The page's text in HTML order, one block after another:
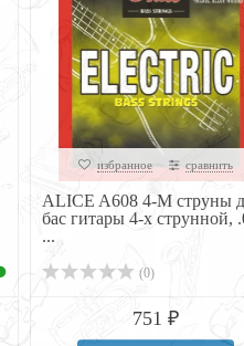
избранное сравнить
ALICE A608 4-M струны
бас гитары 4-х струнной,
...
(0)
751 ₽